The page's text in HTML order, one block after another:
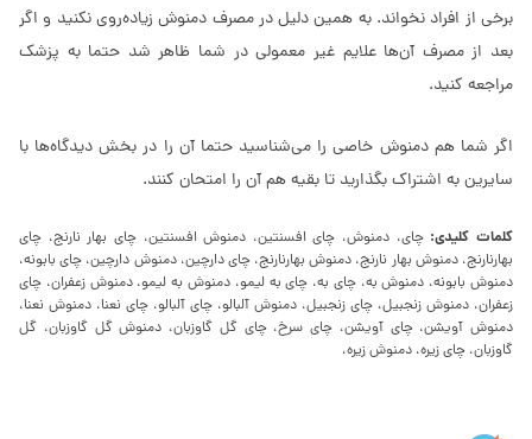
برخی از افراد نخواند. به همین دلیل در مصرف دمنوش زیاده‌روی نکنید و اگر
بعد از مصرف آن‌ها علایم غیر معمولی در شما ظاهر شد حتما به پزشک
مراجعه کنید.
اگر شما هم دمنوش خاصی را می‌شناسید حتما آن را در بخش دیدگاه‌ها با
سایرین به اشتراک بگذارید تا بقیه هم آن را امتحان کنند.
کلمات کلیدی:چای، دمنوش، چای افسنتین، دمنوش افسنتین، چای بهار نارنج، چای
بهارنارنج، دمنوش بهار نارنج، دمنوش بهارنارنج، چای دارچین، دمنوش دارچین، چای بابونه،
دمنوش بابونه، دمنوش به، چای به، چای به لیمو، دمنوش به لیمو، دمنوش زعفران، چای
زعفران، دمنوش زنجبیل، چای زنجبیل، دمنوش آلبالو، چای آلبالو، چای نعنا، دمنوش نعنا،
دمنوش آویشن، چای آویشن، چای سرخ، چای گل گاوزبان، دمنوش گل گاوزبان، گل
گاوزبان، چای زیره، دمنوش زیره،